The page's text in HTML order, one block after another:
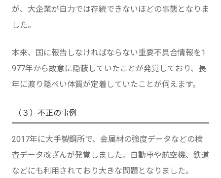
が、大企業が自力では存続できないほどの事態となりま
した。
本来、国に報告しなければならない重要不具合情報を1
977年から故意に隠蔽していたことが発覚しており、長
年に渡り隠ぺい体質が定着していたことが伺えます。
（３）不正の事例
2017年に大手製鋼所で、金属材の強度データなどの検
査データ改ざんが発覚しました。自動車や航空機、鉄道
などにも利用されており大きな問題となりました。